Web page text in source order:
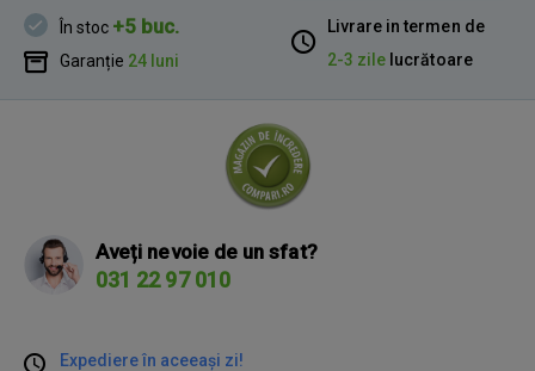
În stoc +5 buc.
Garanție 24 luni
Livrare in termen de
2-3 zile lucrătoare
Aveți nevoie de un sfat?
031 22 97 010
Expediere în aceeași zi!